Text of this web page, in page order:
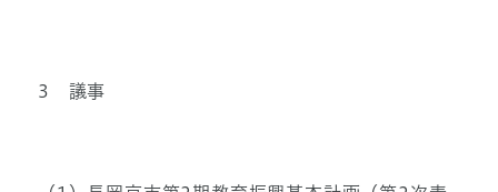
3 議事